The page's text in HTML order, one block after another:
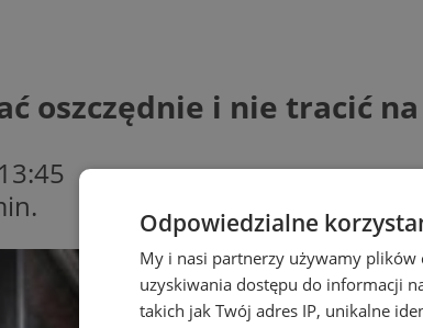
oszczędnie i nie tracić
Odpowiedzialne
My i nasi partnerzy używamy
uzyskiwania dostępu do informacji
takich jak Twój adres IP, unikalne